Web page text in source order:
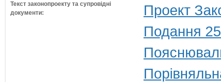
Текст законопроекту та супровідні
документи:
Проект
Подання